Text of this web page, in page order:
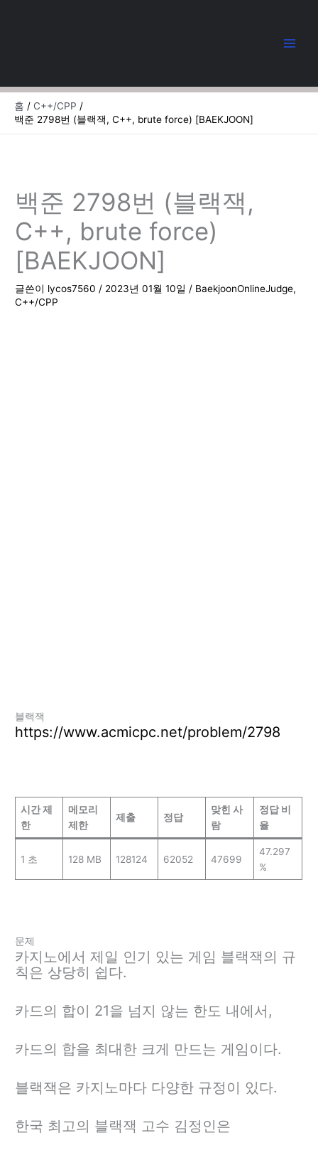
너
홈
C++/CPP
백준 2798번 (블랙잭, C++, brute force) [BAEKJOON]
백준 2798번 (블랙잭,
C++, brute force)
[BAEKJOON]
글쓴이 lycos7560/ 2023년 01월 10일/ BaekjoonOnlineJudge,
C++/CPP
블랙잭
https://www.acmicpc.net/problem/2798
시간 제
한
메모리
제한
제출 정답
맞힌 사
람
정답 비
율
1 초 128 MB 128124 62052 47699
47.297
%
문제
카지노에서 제일 인기 있는 게임 블랙잭의 규
칙은 상당히 쉽다.
카드의 합이 21을 넘지 않는 한도 내에서,
카드의 합을 최대한 크게 만드는 게임이다.
블랙잭은 카지노마다 다양한 규정이 있다.
한국 최고의 블랙잭 고수 김정인은